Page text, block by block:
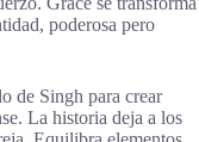
poderosa pero
de Singh para crear
La historia deja a los